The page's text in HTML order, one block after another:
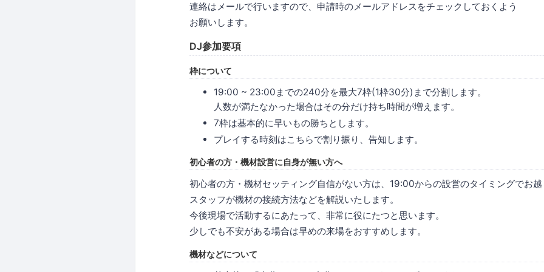
連絡はメールで行いますので、申請時のメールアドレスをチェックしておくよう
お願いします。
DJ参加要項
枠について
19:00 ~ 23:00までの240分を最大7枠(1枠30分)まで分割します。
人数が満たなかった場合はその分だけ持ち時間が増えます。
7枠は基本的に早いもの勝ちとします。
プレイする時刻はこちらで割り振り、告知します。
初心者の方・機材設営に自身が無い方へ
初心者の方・機材セッティング自信がない方は、19:00からの設営のタイミングでお越
スタッフが機材の接続方法などを解説いたします。
今後現場で活動するにあたって、非常に役にたつと思います。
少しでも不安がある場合は早めの来場をおすすめします。
機材などについて